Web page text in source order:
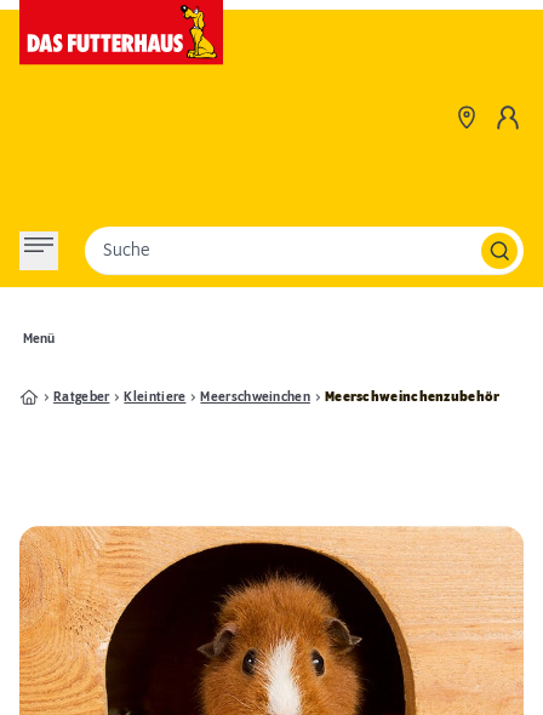
Menü
Suche
Ratgeber Kleintiere Meerschweinchen Meerschweinchenzubehör